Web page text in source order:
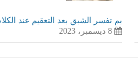
بم تفسر الشبق بعد التعقيم عند
8 ديسمبر، 2023